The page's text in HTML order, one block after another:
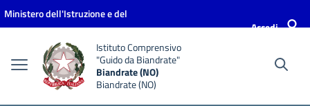
Vai ai contenuti
Vai al menu di navigazione
Vai al footer
Ministero dell'Istruzione e del
Accedi
Istituto Comprensivo
"Guido da Biandrate"
Biandrate (NO)
Biandrate (NO)